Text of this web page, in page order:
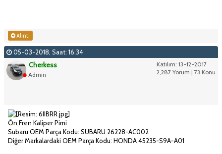
Alıntı
05-03-2018, Saat: 16:34
Katılım: 13-12-2017
2,287 Yorum | 73 Konu
Cherkess
Admin
Ön Fren Kaliper Pimi
Subaru OEM Parça Kodu: SUBARU 26228-AC002
Diğer Markalardaki OEM Parça Kodu: HONDA 45235-S9A-A01